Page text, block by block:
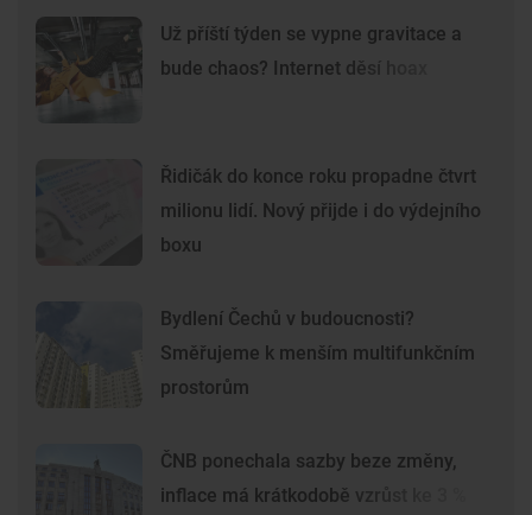
Už příští týden se vypne gravitace a
bude chaos? Internet děsí hoax
Řidičák do konce roku propadne čtvrt
milionu lidí. Nový přijde i do výdejního
boxu
Bydlení Čechů v budoucnosti?
Směřujeme k menším multifunkčním
prostorům
ČNB ponechala sazby beze změny,
inflace má krátkodobě vzrůst ke 3 %